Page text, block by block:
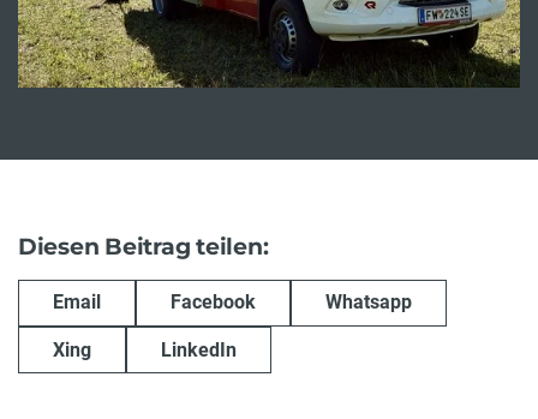
Diesen Beitrag teilen:
Email Facebook Whatsapp
Xing LinkedIn